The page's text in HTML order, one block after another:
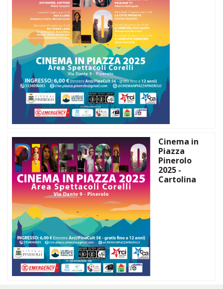
Cinema in
Piazza
Pinerolo
2025 -
Cartolina